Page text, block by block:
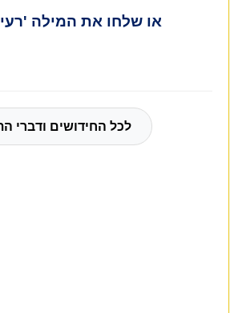
או שלחו את המילה
לכל החידושים ודברי